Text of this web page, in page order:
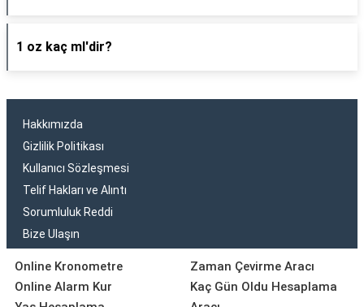
1 oz kaç ml'dir?
Hakkımızda
Gizlilik Politikası
Kullanıcı Sözleşmesi
Telif Hakları ve Alıntı
Sorumluluk Reddi
Bize Ulaşın
Online Kronometre
Online Alarm Kur
Zaman Çevirme Aracı
Kaç Gün Oldu Hesaplama